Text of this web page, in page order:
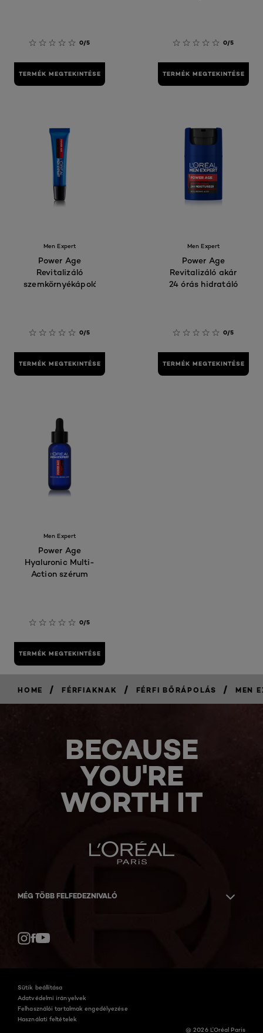
0/5
TERMÉK MEGTEKINTÉSE
0/5
TERMÉK MEGTEKINTÉSE
Men Expert
Power Age
Revitalizáló
szemkörnyékápoló
0/5
TERMÉK MEGTEKINTÉSE
Men Expert
Power Age
Revitalizáló akár
24 órás hidratáló
0/5
TERMÉK MEGTEKINTÉSE
Men Expert
Power Age
Hyaluronic Multi-
Action szérum
0/5
TERMÉK MEGTEKINTÉSE
HOME / FÉRFIAKNAK / FÉRFI BŐRÁPOLÁS / MEN
BECAUSE
YOU'RE
WORTH IT
MÉG TÖBB FELFEDEZNIVALÓ
Sütik beállítása
Adatvédelmi irányelvek
Felhasználói tartalmak engedélyezése
Használati feltételek
@ 2026 L'Oréal Paris